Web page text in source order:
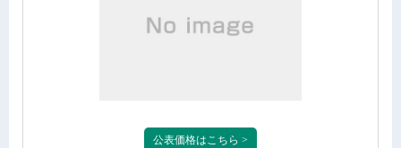
公表価格はこちら >